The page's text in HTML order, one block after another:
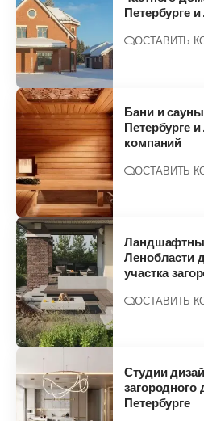
Петербурге
ОСТАВИТЬ
Бани и
Петербурге
компаний
ОСТАВИТЬ
Ленобласти
участка
ОСТАВИТЬ
Студии
загородного
Петербурге